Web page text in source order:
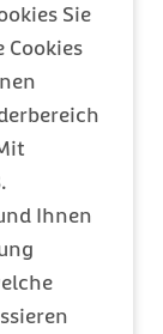
Sie
Cookies
Ihnen
wie
Der